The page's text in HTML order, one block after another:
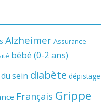
Alzheimer Assurance-
bébé (0-2 ans)
sein diabète dépistage
Français Grippe